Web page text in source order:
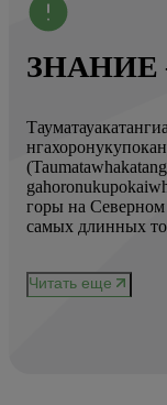
горы на Северном
самых длинных
Читать еще